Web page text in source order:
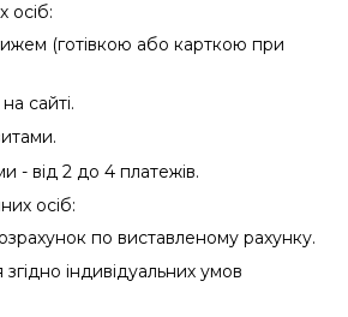
осіб:
(готівкою або карткою при
сайті.
- від 2 до 4 платежів.
осіб:
по виставленому рахунку.
згідно індивідуальних умов